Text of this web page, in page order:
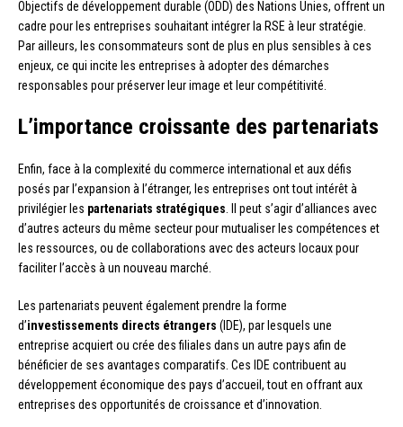
Objectifs de développement durable (ODD) des Nations Unies, offrent un
cadre pour les entreprises souhaitant intégrer la RSE à leur stratégie.
Par ailleurs, les consommateurs sont de plus en plus sensibles à ces
enjeux, ce qui incite les entreprises à adopter des démarches
responsables pour préserver leur image et leur compétitivité.
L’importance croissante des partenariats
Enfin, face à la complexité du commerce international et aux défis
posés par l’expansion à l’étranger, les entreprises ont tout intérêt à
privilégier les partenariats stratégiques . Il peut s’agir d’alliances avec
d’autres acteurs du même secteur pour mutualiser les compétences et
les ressources, ou de collaborations avec des acteurs locaux pour
faciliter l’accès à un nouveau marché.
Les partenariats peuvent également prendre la forme
d’investissements directs étrangers (IDE), par lesquels une
entreprise acquiert ou crée des filiales dans un autre pays afin de
bénéficier de ses avantages comparatifs. Ces IDE contribuent au
développement économique des pays d’accueil, tout en offrant aux
entreprises des opportunités de croissance et d’innovation.